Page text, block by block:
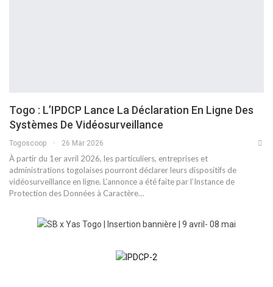
Togo : L’IPDCP Lance La Déclaration En Ligne Des
Systèmes De Vidéosurveillance
Togoscoop 26 Mar 2026
À partir du 1er avril 2026, les particuliers, entreprises et
administrations togolaises pourront déclarer leurs dispositifs de
vidéosurveillance en ligne. L’annonce a été faite par l’Instance de
Protection des Données à Caractère…